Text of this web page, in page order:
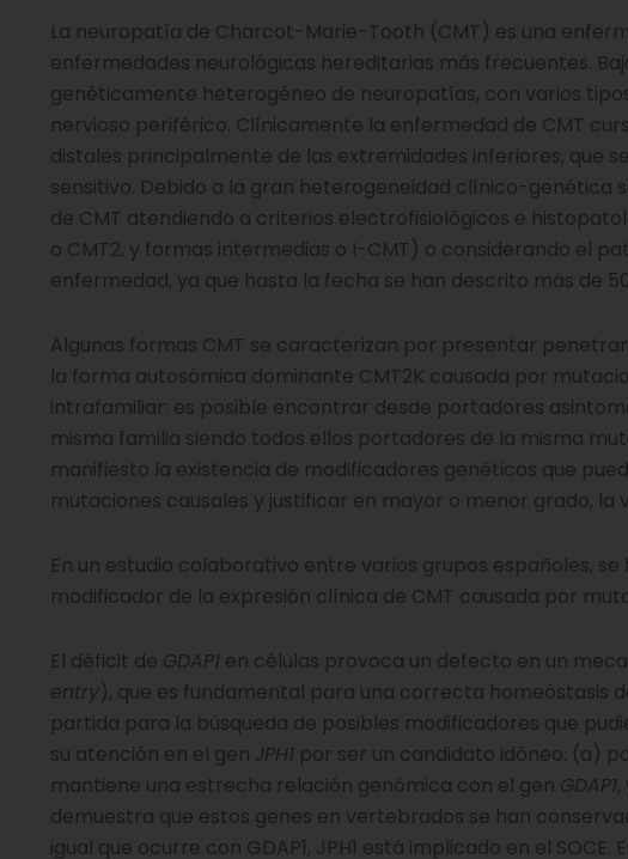
La neuropatía de Charcot-Marie-Tooth (CMT) es una
enfermedades neurológicas hereditarias más frecuentes.
genéticamente heterogéneo de neuropatías, con varios
nervioso periférico. Clínicamente la enfermedad de CMT
distales principalmente de las extremidades inferiores, que
sensitivo. Debido a la gran heterogeneidad clínico-
de CMT atendiendo a criterios electrofisiológicos e
o CMT2, y formas intermedias o I-CMT) o considerando el
enfermedad, ya que hasta la fecha se han descrito más de
Algunas formas CMT se caracterizan por presentar
la forma autosómica dominante CMT2K causada por
intrafamiliar: es posible encontrar desde portadores
misma familia siendo todos ellos portadores de la misma
manifiesto la existencia de modificadores genéticos que
mutaciones causales y justificar en mayor o menor grado, la
En un estudio colaborativo entre varios grupos españoles,
modificador de la expresión clínica de CMT causada por
El déficit de GDAP1 en células provoca un defecto en un
entry), que es fundamental para una correcta homeóstasis
partida para la búsqueda de posibles modificadores que
su atención en el gen JPH1 por ser un candidato idóneo: (a)
mantiene una estrecha relación genómica con el gen GDAP1
demuestra que estos genes en vertebrados se han
igual que ocurre con GDAP1, JPH1 está implicado en el